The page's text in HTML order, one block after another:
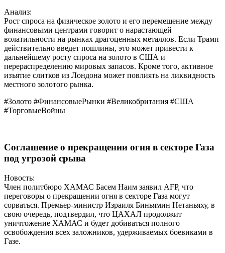
Анализ:
Рост спроса на физическое золото и его перемещение между
финансовыми центрами говорит о нарастающей
волатильности на рынках драгоценных металлов. Если Трамп
действительно введет пошлины, это может привести к
дальнейшему росту спроса на золото в США и
перераспределению мировых запасов. Кроме того, активное
изъятие слитков из Лондона может повлиять на ликвидность
местного золотого рынка.
#Золото #ФинансовыеРынки #Великобритания #США
#ТорговыеВойны
Соглашение о прекращении огня в секторе Газа
под угрозой срыва
Новость:
Член политбюро ХАМАС Басем Наим заявил AFP, что
переговоры о прекращении огня в секторе Газа могут
сорваться. Премьер-министр Израиля Биньямин Нетаньяху, в
свою очередь, подтвердил, что ЦАХАЛ продолжит
уничтожение ХАМАС и будет добиваться полного
освобождения всех заложников, удерживаемых боевиками в
Газе.